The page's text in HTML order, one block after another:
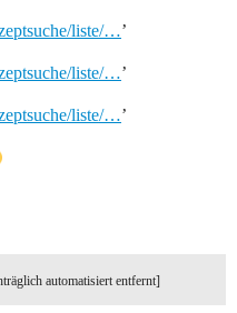
liste/…’
liste/…’
liste/…’
automatisiert entfernt]